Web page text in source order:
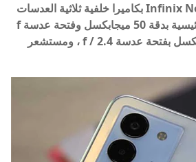
يأتي هاتف Infinix Note 12 G96 بكاميرا خلفية ثلاثية العدسات
، حيث تأتي الكاميرا الرئيسية بدقة 50 ميجابكسل وفتحة عدسة f
/ 1.6 ، وعدسة 2 ميجابكسل بفتحة عدسة f / 2.4 ، ومستشعر